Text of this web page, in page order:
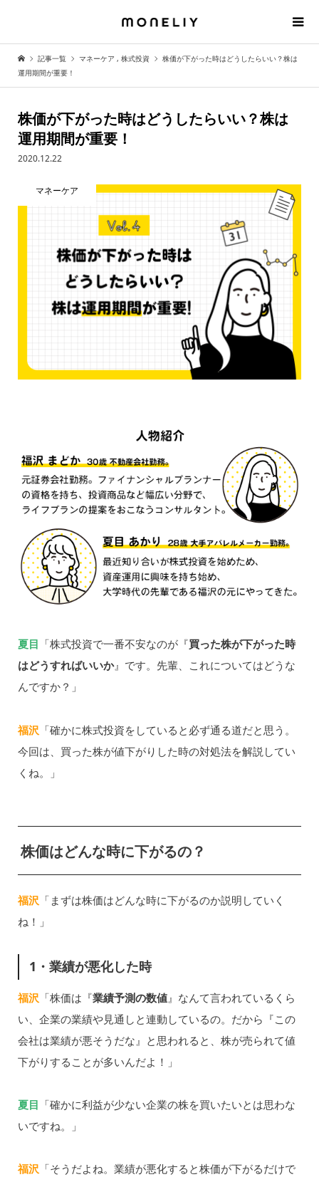
記事一覧 マネーケア , 株式投資
株価が下がった時はどうしたらいい？株は
運用期間が重要！
株価が下がった時はどうしたらいい？株は
運用期間が重要！
2020.12.22
マネーケア
夏目 「株式投資で一番不安なのが『買った株が下がった時
はどうすればいいか』です。先輩、これについてはどうな
んですか？」
福沢 「確かに株式投資をしていると必ず通る道だと思う。
今回は、買った株が値下がりした時の対処法を解説してい
くね。」
株価はどんな時に下がるの？
福沢「まずは株価はどんな時に下がるのか説明していく
ね！」
1・業績が悪化した時
福沢 「株価は『業績予測の数値』なんて言われているくら
い、企業の業績や見通しと連動しているの。だから『この
会社は業績が悪そうだな』と思われると、株が売られて値
下がりすることが多いんだよ！」
夏目 「確かに利益が少ない企業の株を買いたいとは思わな
いですね。」
福沢「そうだよね。業績が悪化すると株価が下がるだけで